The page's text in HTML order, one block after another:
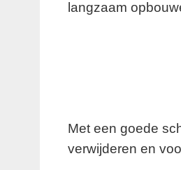
langzaam
Met een goede
verwijderen en